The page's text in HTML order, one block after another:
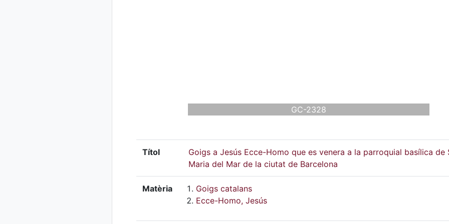
GC-2328
Títol
Goigs a Jesús Ecce-Homo que es venera a la parroquial basílica de
Maria del Mar de la ciutat de Barcelona
Matèria
Goigs catalans
Ecce-Homo, Jesús